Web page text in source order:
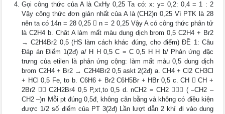
Gọi công thức của A là CxHy 0,25 Ta có: x: y= 0,2: 0,4 = 1 : 2
Vậy công thức đơn giản nhất của A là (CH2)n 0,25 Vì PTK là 28
nên ta có 14n = 28 0,25  n = 2 0,25 Vậy A có công thức phân tử
là C2H4 b. Chât A làm mất màu dung dịch brom 0,5 C2H4 + Br2
→ C2H4Br2 0,5 (HS làm cách khác đúng, cho điểm) ĐỀ 1: Câu
Đáp án Điểm 1(2đ) a/ H H 0,5 C = C 0,5 H H b/ Phản ứng đặc
trưng của etilen là phản ứng cộng: làm mất màu 0,5 dung dịch
brom C2H4 + Br2 → C2H4Br2 0,5 askt 2(2đ) a. CH4 + Cl2 CH3Cl
+ HCl 0,5 Fe, to b. C6H6 + Br2 C6H5Br + HBr 0,5 c. CH  CH +
2Br2  C2H2Br4 0,5 P,xt,to 0,5 d. nCH2 = CH2  ( –CH2 –
CH2 –)n Mỗi pt đúng 0,5đ, không cân bằng và không có điều kiện
được 1/2 số điểm của PT 3(2đ) Lần lượt dẫn 2 khí đi vào dung